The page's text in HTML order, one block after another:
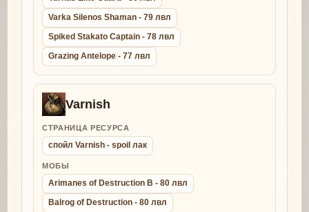
Varka Silenos Shaman - 79 лвл
Spiked Stakato Captain - 78 лвл
Grazing Antelope - 77 лвл
Varnish
СТРАНИЦА РЕСУРСА
спойл Varnish - spoil лак
МОБЫ
Arimanes of Destruction B - 80 лвл
Balrog of Destruction - 80 лвл